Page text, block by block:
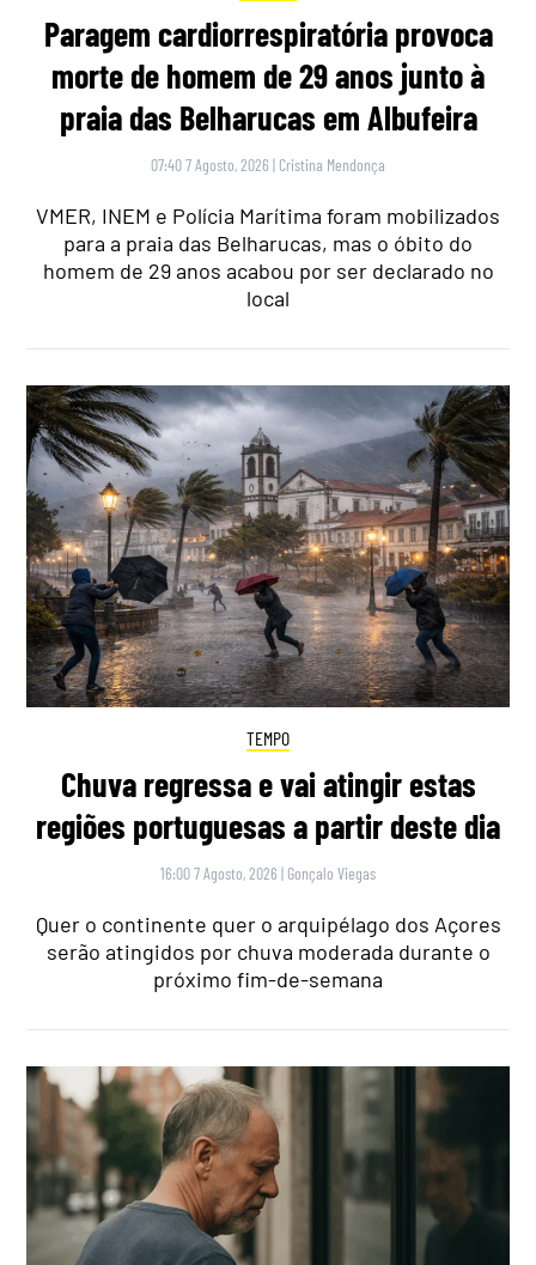
Paragem cardiorrespiratória provoca
morte de homem de 29 anos junto à
praia das Belharucas em Albufeira
07:40 7 Agosto, 2026 | Cristina Mendonça
VMER, INEM e Polícia Marítima foram mobilizados
para a praia das Belharucas, mas o óbito do
homem de 29 anos acabou por ser declarado no
local
TEMPO
Chuva regressa e vai atingir estas
regiões portuguesas a partir deste dia
16:00 7 Agosto, 2026 | Gonçalo Viegas
Quer o continente quer o arquipélago dos Açores
serão atingidos por chuva moderada durante o
próximo fim-de-semana